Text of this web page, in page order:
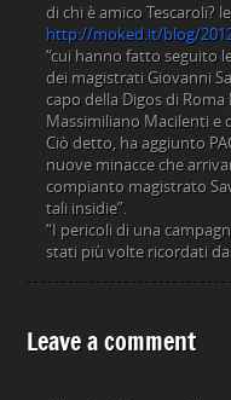
di chi è amico Tescaroli?
http://moked.it/blog/
“cui hanno fatto seguito
dei magistrati Giovanni
capo della Digos di
Massimiliano Macilenti e
Ciò detto, ha aggiunto
nuove minacce che
compianto magistrato
tali insidie”.
“I pericoli di una
stati più volte ricordati
Leave a comment